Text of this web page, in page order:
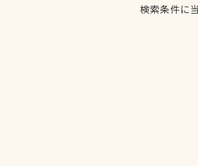
検索条件に